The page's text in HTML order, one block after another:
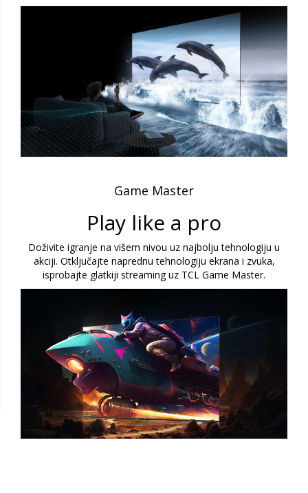
Game Master
Play like a pro
Doživite igranje na višem nivou uz najbolju tehnologiju u
akciji. Otključajte naprednu tehnologiju ekrana i zvuka,
isprobajte glatkiji streaming uz TCL Game Master.